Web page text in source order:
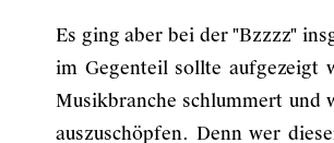
Es ging aber bei der "Bzzzz"
im Gegenteil sollte aufgezeigt
Musikbranche schlummert und
auszuschöpfen. Denn wer